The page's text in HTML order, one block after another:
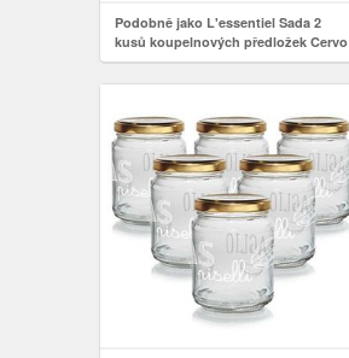
Podobně jako L'essentiel Sada 2
kusů koupelnových předložek Cervo
béžová